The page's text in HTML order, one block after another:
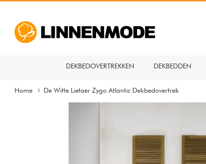
DEKBEDOVERTREKKEN DEKBEDDEN
Home De Witte Lietaer Zygo Atlantic Dekbedovertrek